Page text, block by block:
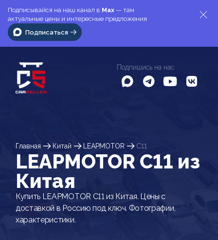
Подписывайся на наш канал в Max — там
актуальные цены и интересные предложения
Подписаться
Подпишись на нас
Главная Китай LEAPMOTOR C11
LEAPMOTOR C11 из
Китая
Купить LEAPMOTOR C11 из Китая. Цены с
доставкой в Россию под ключ. Фотографии,
характеристики.